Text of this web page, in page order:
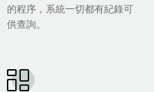
的程序，系統一切都有紀錄可
供查詢。